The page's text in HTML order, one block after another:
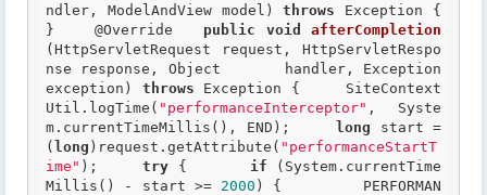
ndler, ModelAndView model) throws Exception {
} @Override public void
afterCompletion
(HttpServletRequest request, HttpServletRespo
nse response, Object       handler, Exception
exception) throws Exception {     SiteContext
Util.logTime( "performanceInterceptor" , Syste
m.currentTimeMillis(), END);
long start =
( long )request.getAttribute( "performanceStartT
ime" ); try { if (System.currentTime
Millis() - start >= 2000 ) {         PERFORMAN